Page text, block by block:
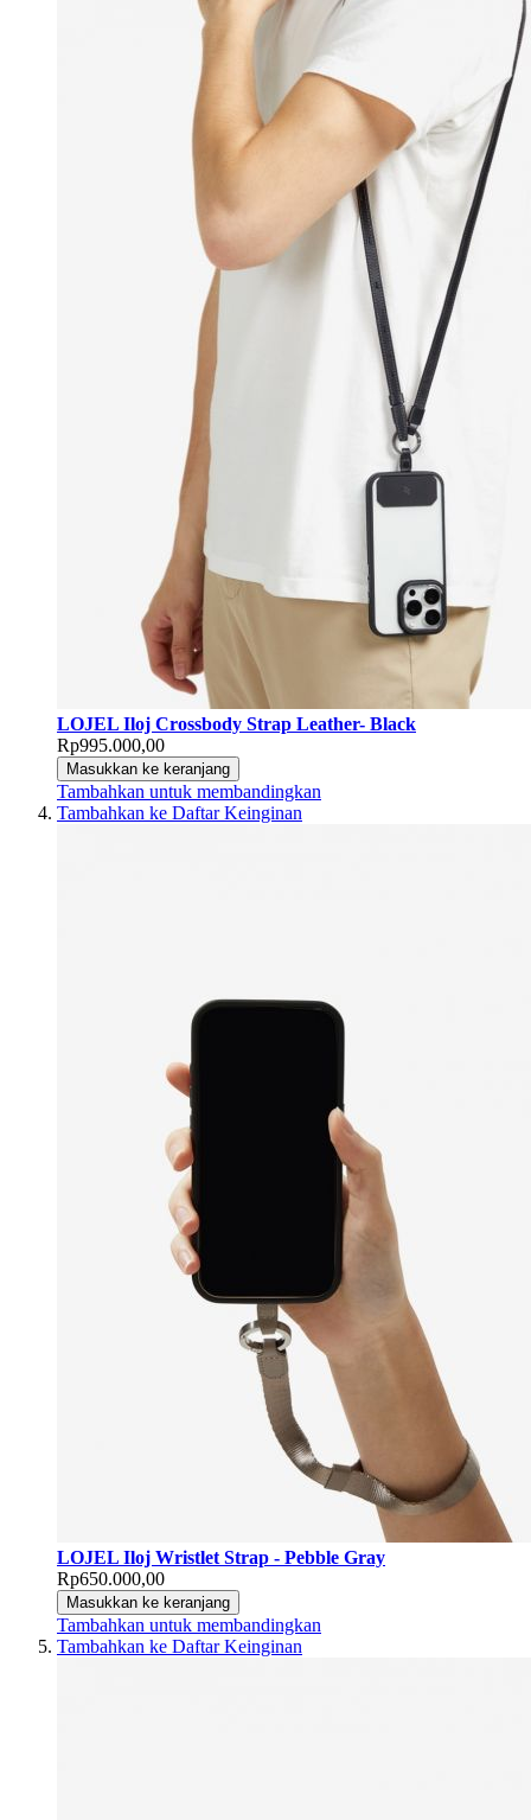
LOJEL Iloj Crossbody Strap Leather- Black
Rp995.000,00
Masukkan ke keranjang
Tambahkan untuk membandingkan
Tambahkan ke Daftar Keinginan
LOJEL Iloj Wristlet Strap - Pebble Gray
Rp650.000,00
Masukkan ke keranjang
Tambahkan untuk membandingkan
Tambahkan ke Daftar Keinginan